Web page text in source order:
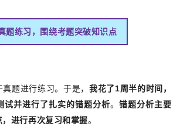
题练习，围绕考题突破知识点
题进行练习。于是，我花了1周半的时间，
试并进行了扎实的错题分析。错题分析主要
进行再次复习和掌握。